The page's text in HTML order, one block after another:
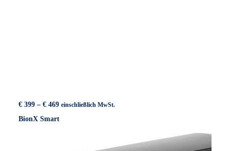
€ 399 – € 469Preisspanne:
bis
einschließlich MwSt.
BionX Smart